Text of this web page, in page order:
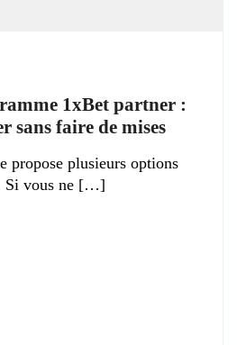
1xBet partner :
sans faire de mises
propose plusieurs options
Si vous ne